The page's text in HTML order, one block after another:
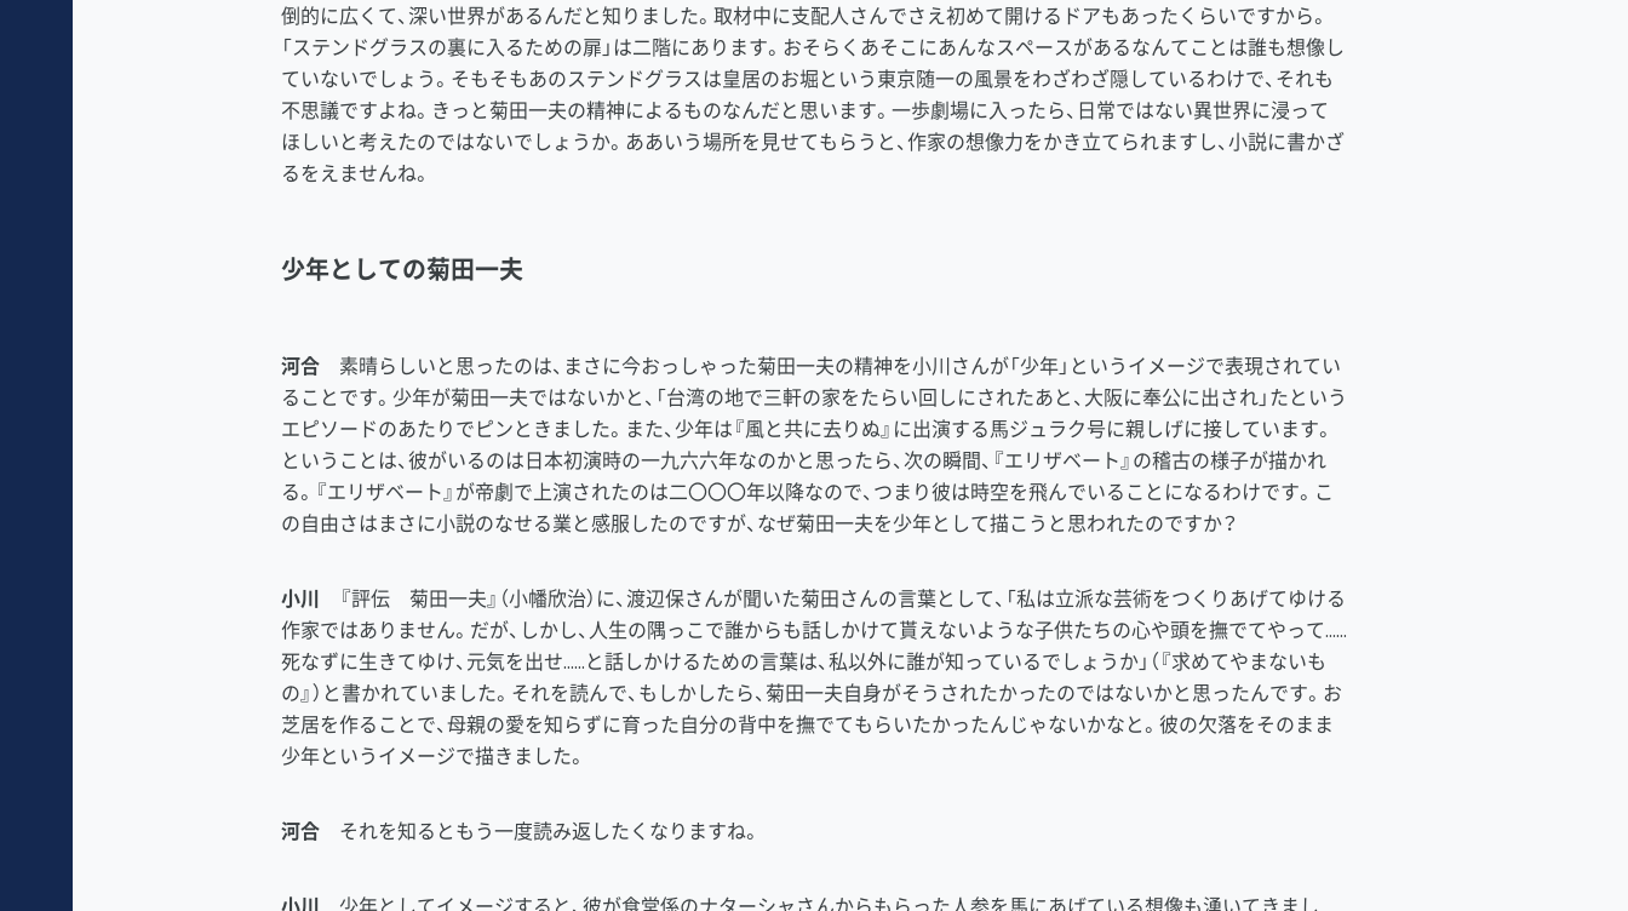
倒的に広くて、深い世界があるんだと知りました。取材中に支配人さんでさえ初めて開けるドアもあったくらいですから。
「ステンドグラスの裏に入るための扉」は二階にあります。おそらくあそこにあんなスペースがあるなんてことは誰も想像し
ていないでしょう。そもそもあのステンドグラスは皇居のお堀という東京随一の風景をわざわざ隠しているわけで、それも
不思議ですよね。きっと菊田一夫の精神によるものなんだと思います。一歩劇場に入ったら、日常ではない異世界に浸って
ほしいと考えたのではないでしょうか。ああいう場所を見せてもらうと、作家の想像力をかき立てられますし、小説に書かざ
るをえませんね。
少年としての菊田一夫
河合 素晴らしいと思ったのは、まさに今おっしゃった菊田一夫の精神を小川さんが「少年」というイメージで表現されてい
ることです。少年が菊田一夫ではないかと、「台湾の地で三軒の家をたらい回しにされたあと、大阪に奉公に出され」たという
エピソードのあたりでピンときました。また、少年は『風と共に去りぬ』に出演する馬ジュラク号に親しげに接しています。
ということは、彼がいるのは日本初演時の一九六六年なのかと思ったら、次の瞬間、『エリザベート』の稽古の様子が描かれ
る。『エリザベート』が帝劇で上演されたのは二〇〇〇年以降なので、つまり彼は時空を飛んでいることになるわけです。こ
の自由さはまさに小説のなせる業と感服したのですが、なぜ菊田一夫を少年として描こうと思われたのですか？
小川
『評伝 菊田一夫』（小幡欣治）に、渡辺保さんが聞いた菊田さんの言葉として、「私は立派な芸術をつくりあげてゆける
作家ではありません。だが、しかし、人生の隅っこで誰からも話しかけて貰えないような子供たちの心や頭を撫でてやって……
死なずに生きてゆけ、元気を出せ……と話しかけるための言葉は、私以外に誰が知っているでしょうか」（『求めてやまないも
の』）と書かれていました。それを読んで、もしかしたら、菊田一夫自身がそうされたかったのではないかと思ったんです。お
芝居を作ることで、母親の愛を知らずに育った自分の背中を撫でてもらいたかったんじゃないかなと。彼の欠落をそのまま
少年というイメージで描きました。
河合 それを知るともう一度読み返したくなりますね。